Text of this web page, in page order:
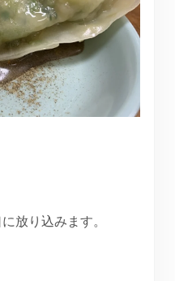
放り込みます。